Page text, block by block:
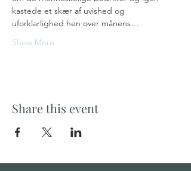
kastede et skær af uvished og
uforklarlighed hen over månens…
Show More
Share this event